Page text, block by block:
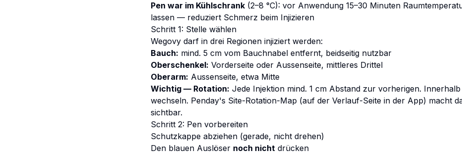
Pen war im Kühlschrank (2–8 °C): vor Anwendung 15–30 Minuten
lassen — reduziert Schmerz beim Injizieren
Schritt 1: Stelle wählen
Wegovy darf in drei Regionen injiziert werden:
Bauch: mind. 5 cm vom Bauchnabel entfernt, beidseitig nutzbar
Oberschenkel: Vorderseite oder Aussenseite, mittleres Drittel
Oberarm: Aussenseite, etwa Mitte
Wichtig — Rotation: Jede Injektion mind. 1 cm Abstand zur vorherigen.
wechseln. Penday's Site-Rotation-Map (auf der Verlauf-Seite in der App) macht
sichtbar.
Schritt 2: Pen vorbereiten
Schutzkappe abziehen (gerade, nicht drehen)
Den blauen Auslöser noch nicht drücken